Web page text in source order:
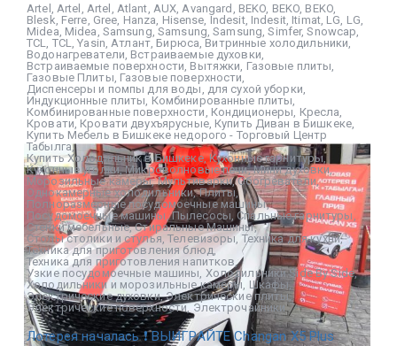
Artel Artel Artel Atlant AUX Avangard BEKO BEKO BEKO,
Blesk Ferre Gree Hanza Hisense Indesit, Indesit, Itimat, LG LG
Midea Midea Samsung ,Samsung ,Samsung ,Simfer,Snowcap
TCL
TCL ,Yasin Атлант ,Бирюса ,Витринные холодильники ,
Водонагреватели Встраиваемые духовки
Встраиваемые поверхности Вытяжки Газовые плиты
Газовые Плиты Газовые поверхности
Диспенсеры и помпы для воды
для сухой уборки
Индукционные плиты Комбинированные плиты
Комбинированные поверхности Кондиционеры Кресла
Кровати, Кровати двухъярусные, Купить Диван в Бишкеке,
Купить Мебель в Бишкеке недорого - Торговый Центр
Табылга,
Купить Холодильник в Бишкеке,Кухонные гарнитуры,
Кухонные уголки,Микроволновые печи,Мини духовки,
Морозильные камеры,Мультиварки,Обогреватели,
Однокамерные холодильники,Плиты,
Полноразмерные посудомоечные машины,
Посудомоечные машины ,Пылесосы Спальные гарнитуры
Стенки мебельные,Стиральные Машины,
Столы столики и стулья ,Телевизоры,Техника для кухни,
Техника для приготовления блюд ,
Техника для приготовления напитков ,
Узкие посудомоечные машины Холодильники Side By Side,
Холодильники и морозильные камеры Шкафы,
Электрические духовки,Электрические плиты,
Электрические поверхности,Электрочайники
Лотерея началась ❗ ВЫИГРАЙТЕ Changan X5 Plus